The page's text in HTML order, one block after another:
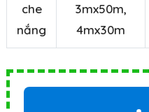
che
nắng
3mx50m,
4mx30m